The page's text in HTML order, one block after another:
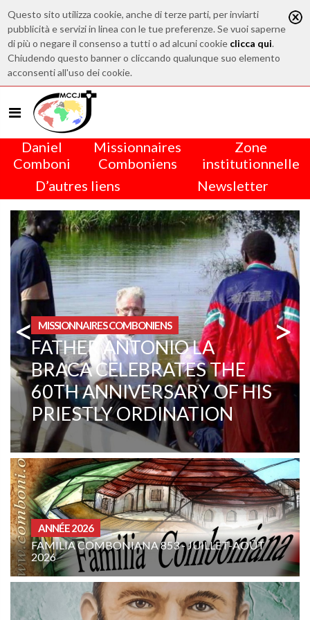
Questo sito utilizza cookie, anche di terze parti, per inviarti
pubblicità e servizi in linea con le tue preferenze. Se vuoi saperne
di più o negare il consenso a tutti o ad alcuni cookie clicca qui.
Chiudendo questo banner o cliccando qualunque suo elemento
acconsenti all'uso dei cookie.
Daniel
Comboni
Missionnaires
Comboniens
Zone
institutionnelle
D’autres liens
Newsletter
< ZONE INSTITUTIONNELLE
CENTRAL AFRICAN
REPUBLIC. A CHANGE IN
MENTALITY
>
- JUILLET-AOÛT
CURIA - (NOTIZIE-NEWS)
INTENTION DE PRIÈRE DE LA
COMBONIENNE : AOÛT 2026